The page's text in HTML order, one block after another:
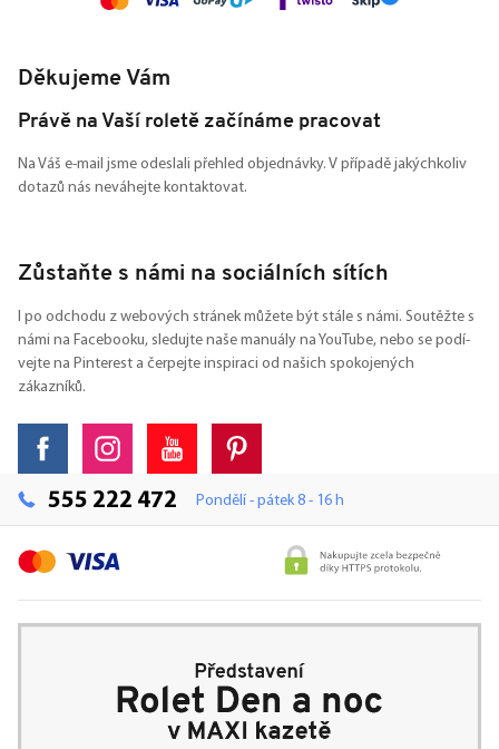
Děkujeme Vám
Právě na Vaší roletě začínáme pracovat
Na Váš e-mail jsme odeslali přehled objednávky. V případě jakýchkoliv
dotazů nás neváhejte kontaktovat.
Zůstaňte s námi na sociálních sítích
I po odchodu z webových stránek můžete být stále s námi. Soutěžte s
námi na Facebooku, sledujte naše manuály na YouTube, nebo se podí-
vejte na Pinterest a čerpejte inspiraci od našich spokojených
zákazníků.
555 222 472 Pondělí - pátek 8 - 16 h